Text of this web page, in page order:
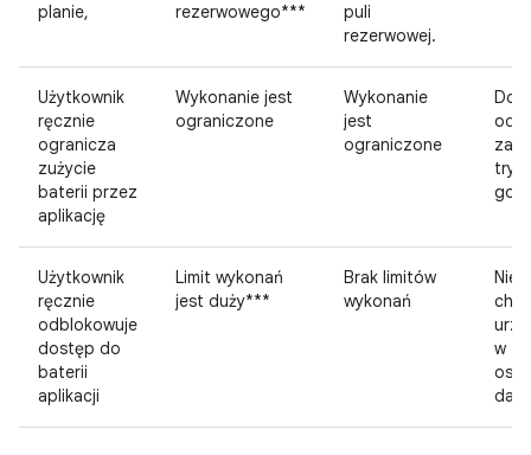
planie,
rezerwowego***
puli
rezerwowej.
Użytkownik
ręcznie
ogranicza
zużycie
baterii przez
aplikację
Wykonanie jest
ograniczone
Wykonanie
jest
ograniczone
od
Użytkownik
ręcznie
odblokowuje
dostęp do
baterii
aplikacji
Limit wykonań
jest duży***
Brak limitów
wykonań
w